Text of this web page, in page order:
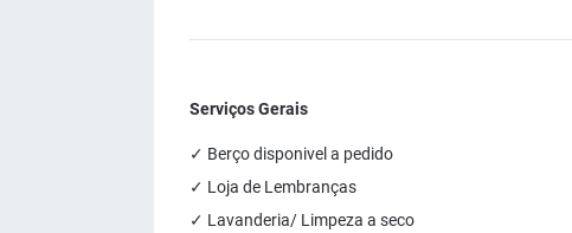
Serviços Gerais
✓ Berço disponivel a pedido
✓ Loja de Lembranças
✓ Lavanderia/ Limpeza a seco